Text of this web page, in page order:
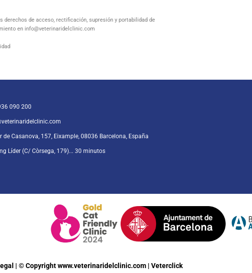
derechos de acceso, rectificación, supresión y portabilidad de
en info@veterinaridelclinic.com
090 200
de Casanova, 157, Eixample, 08036 Barcelona, España
Líder (C/ Còrsega, 179)... 30 minutos
| © Copyrightwww.veterinaridelclinic.com | Veterclick